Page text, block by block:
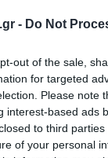
- Do Not
out of the sale,
for targeted
Please note
interest-based ads
to third
of your personal